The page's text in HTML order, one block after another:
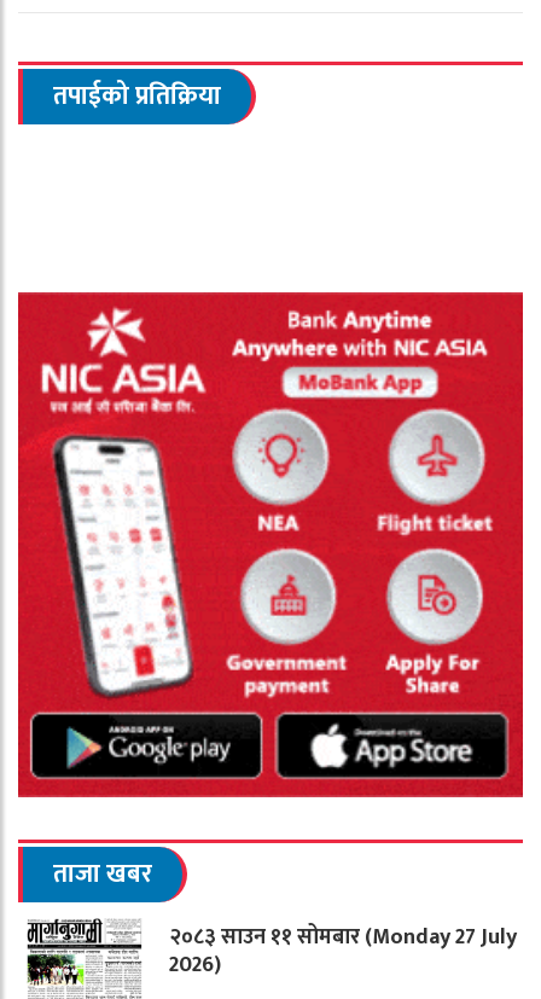
तपाईको प्रतिक्रिया
ताजा खबर
२०८३ साउन ११ सोमबार (Monday 27 July
2026)